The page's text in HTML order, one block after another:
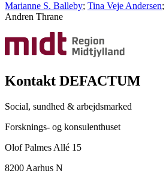
Marianne S. Balleby; Tina Veje Andersen;
Andren Thrane
Kontakt DEFACTUM
Social, sundhed & arbejdsmarked
Forsknings- og konsulenthuset
Olof Palmes Allé 15
8200 Aarhus N